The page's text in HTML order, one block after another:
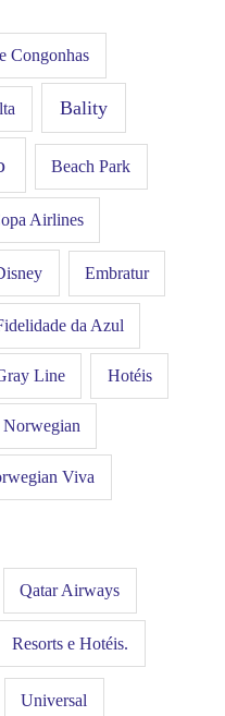
Congonhas
Bality
Beach Park
Airlines
Embratur
da Azul
Line Hotéis
Norwegian
Viva
Qatar Airways
Resorts e Hotéis.
Universal